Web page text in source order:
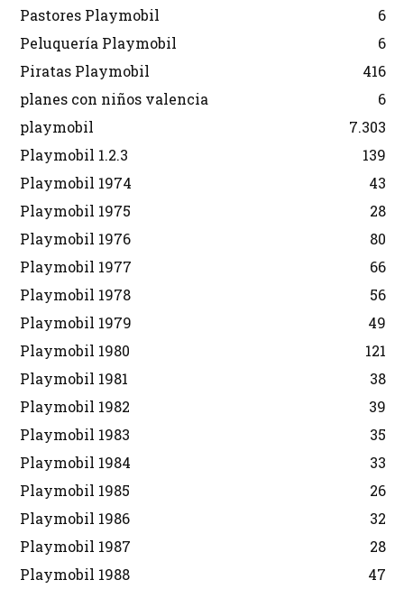
Pastores Playmobil
6
Peluquería Playmobil
6
Piratas Playmobil
416
planes con niños valencia
6
playmobil
7.303
Playmobil 1.2.3
139
Playmobil 1974
43
Playmobil 1975
28
Playmobil 1976
80
Playmobil 1977
66
Playmobil 1978
56
Playmobil 1979
49
Playmobil 1980
121
Playmobil 1981
38
Playmobil 1982
39
Playmobil 1983
35
Playmobil 1984
33
Playmobil 1985
26
Playmobil 1986
32
Playmobil 1987
28
Playmobil 1988
47